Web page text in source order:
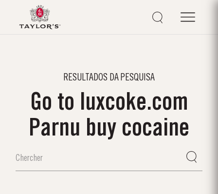
RESULTADOS DA PESQUISA
Go to luxcoke.com
Parnu buy cocaine